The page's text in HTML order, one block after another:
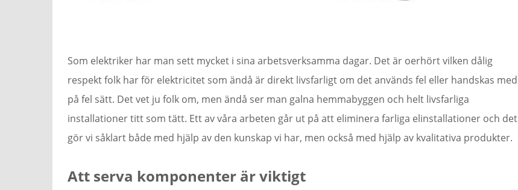
Som elektriker har man sett mycket i sina arbetsverksamma dagar. Det är oerhört vilken dålig
respekt folk har för elektricitet som ändå är direkt livsfarligt om det används fel eller handskas med
på fel sätt. Det vet ju folk om, men ändå ser man galna hemmabyggen och helt livsfarliga
installationer titt som tätt. Ett av våra arbeten går ut på att eliminera farliga elinstallationer och det
gör vi såklart både med hjälp av den kunskap vi har, men också med hjälp av kvalitativa produkter.
Att serva komponenter är viktigt